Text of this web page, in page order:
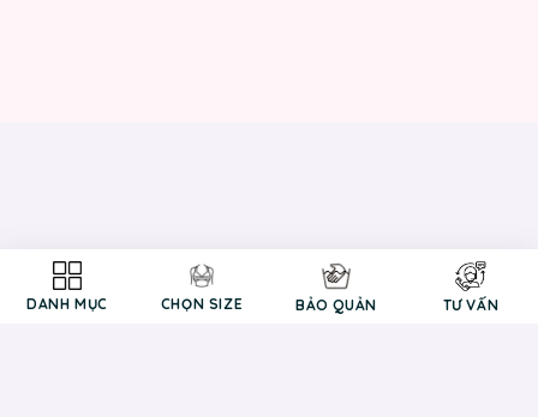
DANH MỤC CHỌN SIZE BẢO QUẢN TƯ VẤN